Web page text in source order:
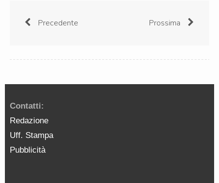
Precedente Prossima
Contatti:
Redazione
Uff. Stampa
Pubblicità